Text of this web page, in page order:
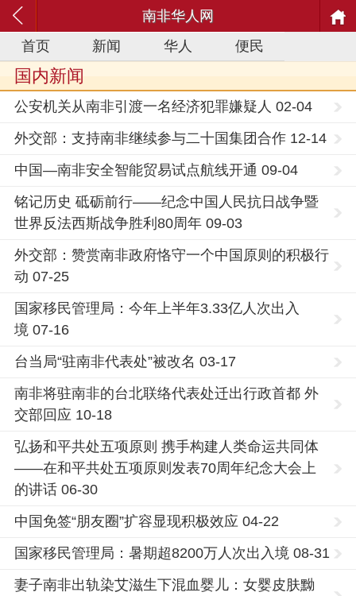
南非华人网
首页
新闻 华人 便民
国内新闻
公安机关从南非引渡一名经济犯罪嫌疑人 02-04
外交部：支持南非继续参与二十国集团合作 12-14
中国—南非安全智能贸易试点航线开通 09-04
铭记历史 砥砺前行——纪念中国人民抗日战争暨
世界反法西斯战争胜利80周年 09-03
外交部：赞赏南非政府恪守一个中国原则的积极行
动 07-25
国家移民管理局：今年上半年3.33亿人次出入
境 07-16
台当局“驻南非代表处”被改名 03-17
南非将驻南非的台北联络代表处迁出行政首都 外
交部回应 10-18
弘扬和平共处五项原则 携手构建人类命运共同体
——在和平共处五项原则发表70周年纪念大会上
的讲话 06-30
中国免签“朋友圈”扩容显现积极效应 04-22
国家移民管理局：暑期超8200万人次出入境 08-31
妻子南非出轨染艾滋生下混血婴儿：女婴皮肤黝